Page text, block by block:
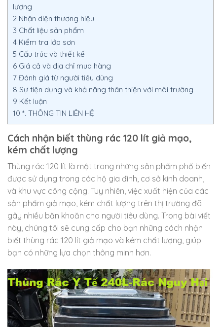
lượng
2 Nhận diện thương hiệu
3 Chất liệu sản phẩm
4 Kiểm tra lớp sơn
5 Cấu trúc và thiết kế
6 Giá cả và địa chỉ mua hàng
7 Đánh giá từ người tiêu dùng
8 Sự tiện dụng và khả năng thân thiện với môi trường
9 Kết luận
10 *. THÔNG TIN LIÊN HỆ
Cách nhận biết thùng rác 120 lít giả mạo,
kém chất lượng
Thùng rác 120 lít là một trong những sản phẩm phổ biến
được sử dụng trong các hộ gia đình, cơ sở kinh doanh,
và khu vực công cộng. Tuy nhiên, việc xuất hiện của các
sản phẩm giả mạo, kém chất lượng trên thị trường đã
gây nhiều băn khoăn cho người tiêu dùng. Trong bài viết
này, chúng tôi sẽ cung cấp cho bạn những cách nhận
biết thùng rác 120 lít giả mạo và kém chất lượng, giúp
bạn có những lựa chọn thông minh hơn.